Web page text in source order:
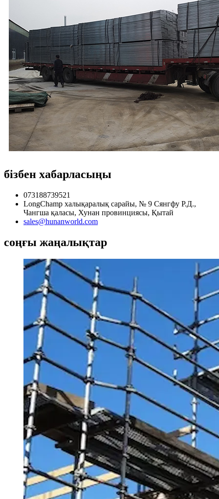
бізбен хабарласыңы
073188739521
LongChamp халықаралық сарайы, № 9 Сянгфу Р.Д.,
Чангша қаласы, Хунан провинциясы, Қытай
sales@hunanworld.com
соңғы жаңалықтар